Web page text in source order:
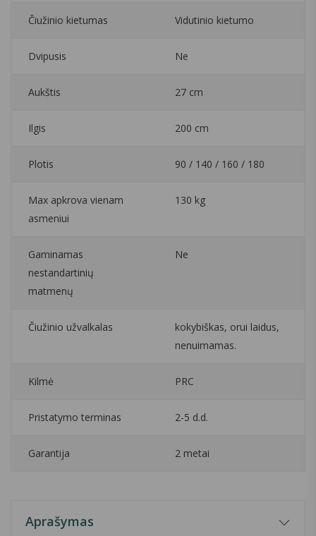
Čiužinio kietumas Vidutinio kietumo
Dvipusis Ne
Aukštis 27 cm
Ilgis 200 cm
Plotis 90 / 140 / 160 / 180
Max apkrova vienam
asmeniui
130 kg
Gaminamas
nestandartinių
matmenų
Ne
Čiužinio užvalkalas
kokybiškas, orui laidus,
nenuimamas.
Kilmė PRC
Pristatymo terminas 2-5 d.d.
Garantija 2 metai
Aprašymas